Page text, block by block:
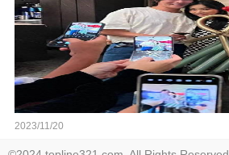
2023/11/20